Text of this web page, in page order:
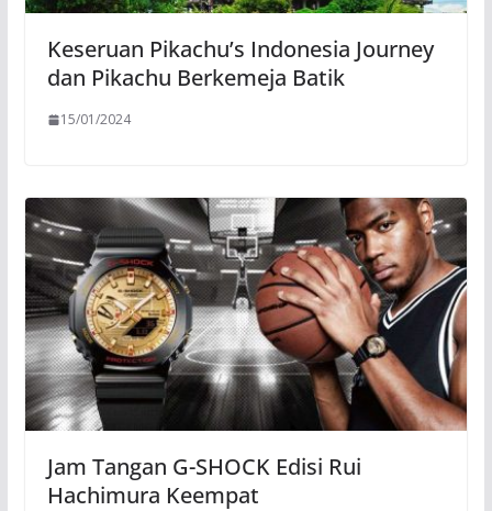
Keseruan Pikachu’s Indonesia Journey
dan Pikachu Berkemeja Batik
15/01/2024
Jam Tangan G-SHOCK Edisi Rui
Hachimura Keempat